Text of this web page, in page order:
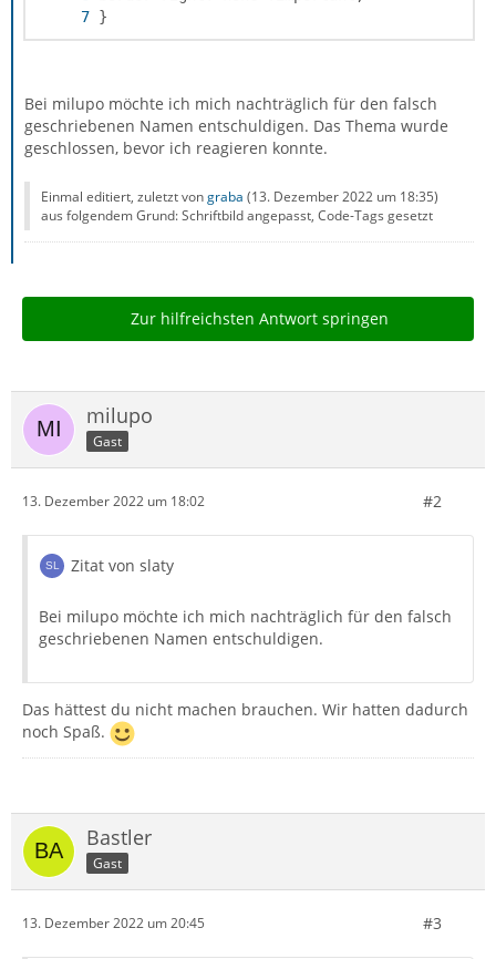
}
Bei milupo möchte ich mich nachträglich für den falsch
geschriebenen Namen entschuldigen. Das Thema wurde
geschlossen, bevor ich reagieren konnte.
Einmal editiert, zuletzt vongraba (13. Dezember 2022 um 18:35)
aus folgendem Grund: Schriftbild angepasst, Code-Tags gesetzt
Zur hilfreichsten Antwort springen
milupo
Gast
13. Dezember 2022 um 18:02 #2
Zitat von slaty
Bei milupo möchte ich mich nachträglich für den falsch
geschriebenen Namen entschuldigen.
Das hättest du nicht machen brauchen. Wir hatten dadurch
noch Spaß.
Bastler
Gast
13. Dezember 2022 um 20:45 #3